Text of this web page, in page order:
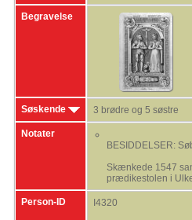
Begravelse
Søskende 3 brødre og 5 søstre
Notater
BESIDDELSER:
Skænkede 1547
prædikestolen i
Person-ID I4320